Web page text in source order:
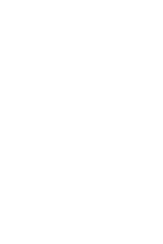
の国から』倉本聰氏（91...